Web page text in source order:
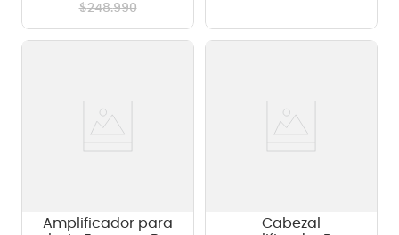
$248.990
Amplificador para
Cabezal